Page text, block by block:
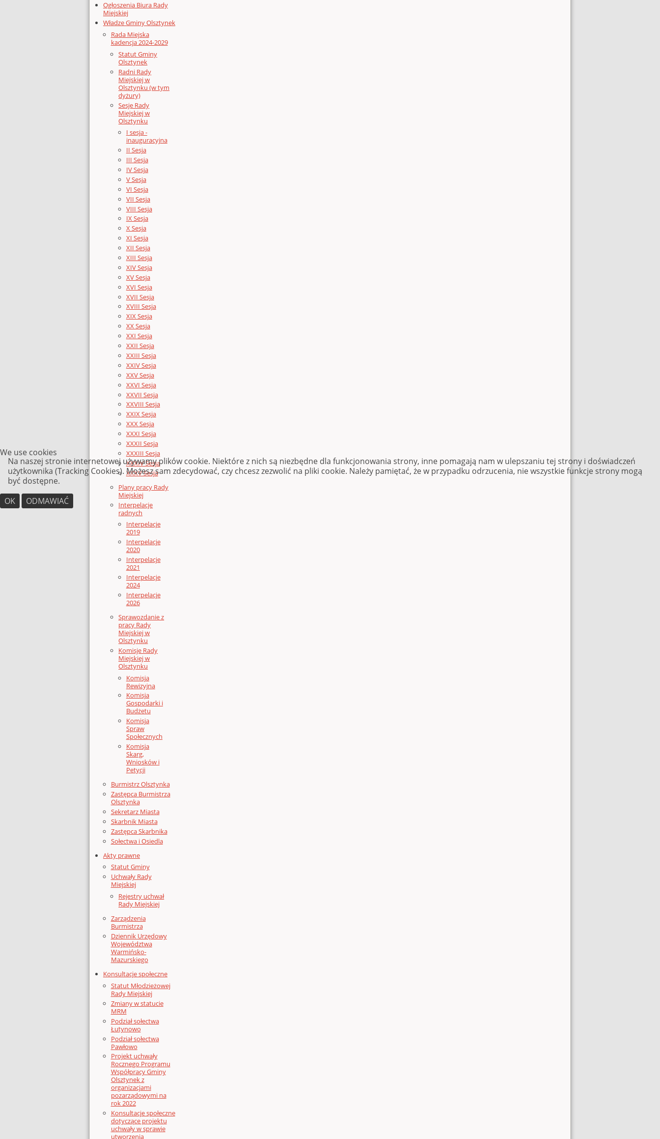
Ogłoszenia Biura Rady
Miejskiej
Władze Gminy Olsztynek
Rada Miejska
kadencja 2024-2029
Statut Gminy
Olsztynek
Radni Rady
Miejskiej w
Olsztynku (w tym
dyżury)
Sesje Rady
Miejskiej w
Olsztynku
I sesja -
inauguracyjna
II Sesja
III Sesja
IV Sesja
V Sesja
VI Sesja
VII Sesja
VIII Sesja
IX Sesja
X Sesja
XI Sesja
XII Sesja
XIII Sesja
XIV Sesja
XV Sesja
XVI Sesja
XVII Sesja
XVIII Sesja
XIX Sesja
XX Sesja
XXI Sesja
XXII Sesja
XXIII Sesja
XXIV Sesja
XXV Sesja
XXVI Sesja
XXVII Sesja
XXVIII Sesja
XXIX Sesja
XXX Sesja
XXXI Sesja
XXXII Sesja
XXXIII Sesja
XXXIV Sesja
XXXV Sesja
Plany pracy Rady
Miejskiej
Interpelacje
radnych
Interpelacje
2019
Interpelacje
2020
Interpelacje
2021
Interpelacje
2024
Interpelacje
2026
Sprawozdanie z
pracy Rady
Miejskiej w
Olsztynku
Komisje Rady
Miejskiej w
Olsztynku
Komisja
Rewizyjna
Komisja
Gospodarki i
Budżetu
Komisja
Spraw
Społecznych
Komisja
Skarg,
Wniosków i
Petycji
Burmistrz Olsztynka
Zastępca Burmistrza
Olsztynka
Sekretarz Miasta
Skarbnik Miasta
Zastępca Skarbnika
Sołectwa i Osiedla
Akty prawne
Statut Gminy
Uchwały Rady
Miejskiej
Rejestry uchwał
Rady Miejskiej
Zarządzenia
Burmistrza
Dziennik Urzędowy
Województwa
Warmińsko-
Mazurskiego
Konsultacje społeczne
Statut Młodzieżowej
Rady Miejskiej
Zmiany w statucie
MRM
Podział sołectwa
Łutynowo
Podział sołectwa
Pawłowo
Projekt uchwały
Rocznego Programu
Współpracy Gminy
Olsztynek z
organizacjami
pozarządowymi na
rok 2022
Konsultacje społeczne
dotyczące projektu
uchwały w sprawie
utworzenia
We use cookies
Na naszej stronie internetowej używamy plików cookie. Niektóre z nich są niezbędne dla funkcjonowania strony, inne pomagają nam w ulepszaniu tej strony i doświadczeń
użytkownika (Tracking Cookies). Możesz sam zdecydować, czy chcesz zezwolić na pliki cookie. Należy pamiętać, że w przypadku odrzucenia, nie wszystkie funkcje strony mogą
być dostępne.
OK
ODMAWIAĆ